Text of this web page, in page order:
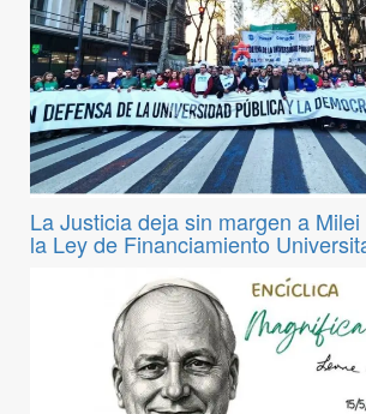
La Justicia deja sin margen a
la Ley de Financiamiento